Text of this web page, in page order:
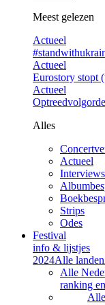
Meest gelezen
Actueel
Actueel
Eurostory stopt
Actueel
Alles
Actueel
Interviews
Strips
Odes
Festival
info & lijstjes
2024Alle landen
Alle
ranking